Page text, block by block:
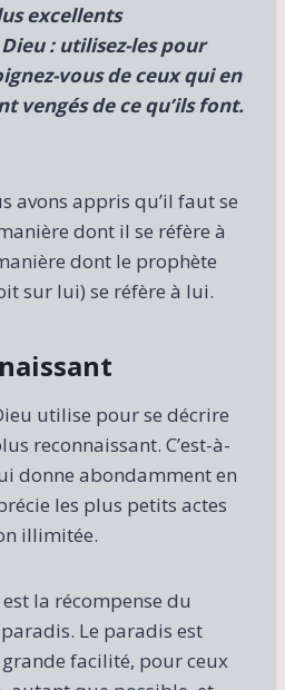
excellents
: utilisez-les pour
vous de ceux qui en
vengés de ce qu’ils font.
avons appris qu’il faut se
dont il se réfère à
dont le prophète
sur lui) se réfère à lui.
utilise pour se décrire
reconnaissant. C’est-à-
donne abondamment en
les plus petits actes
illimitée.
la récompense du
Le paradis est
grande facilité, pour ceux